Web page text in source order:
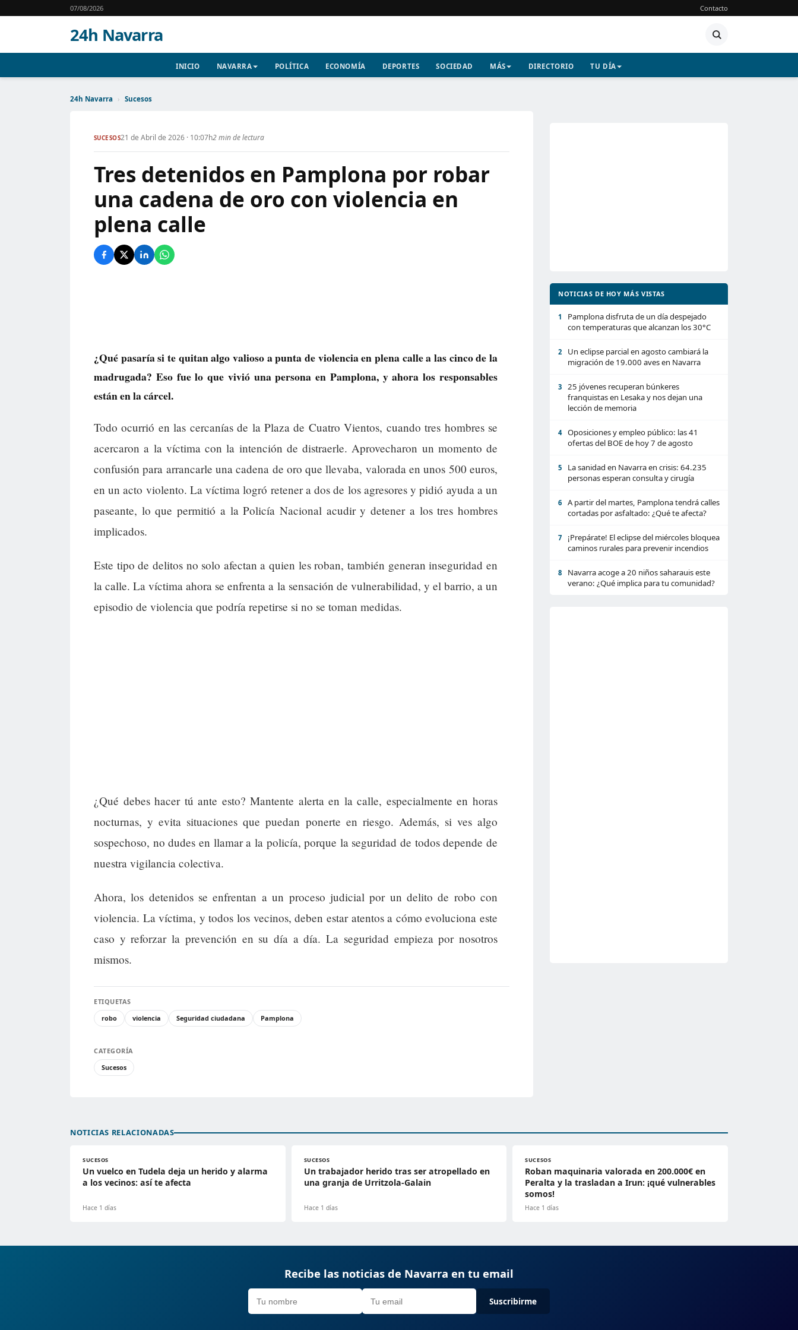
07/08/2026 Contacto
24h Navarra
INICIO NAVARRA POLÍTICA ECONOMÍA DEPORTES SOCIEDAD MÁS DIRECTORIO TU DÍA
24h Navarra › Sucesos
SUCESOS21 de Abril de 2026 · 10:07h2 min de lectura
Tres detenidos en Pamplona por robar
una cadena de oro con violencia en
plena calle
¿Qué pasaría si te quitan algo valioso a punta de violencia en plena calle a las cinco de la
madrugada? Eso fue lo que vivió una persona en Pamplona, y ahora los responsables
están en la cárcel.
Todo ocurrió en las cercanías de la Plaza de Cuatro Vientos, cuando tres hombres se
acercaron a la víctima con la intención de distraerle. Aprovecharon un momento de
confusión para arrancarle una cadena de oro que llevaba, valorada en unos 500 euros,
en un acto violento. La víctima logró retener a dos de los agresores y pidió ayuda a un
paseante, lo que permitió a la Policía Nacional acudir y detener a los tres hombres
implicados.
Este tipo de delitos no solo afectan a quien les roban, también generan inseguridad en
la calle. La víctima ahora se enfrenta a la sensación de vulnerabilidad, y el barrio, a un
episodio de violencia que podría repetirse si no se toman medidas.
¿Qué debes hacer tú ante esto? Mantente alerta en la calle, especialmente en horas
nocturnas, y evita situaciones que puedan ponerte en riesgo. Además, si ves algo
sospechoso, no dudes en llamar a la policía, porque la seguridad de todos depende de
nuestra vigilancia colectiva.
Ahora, los detenidos se enfrentan a un proceso judicial por un delito de robo con
violencia. La víctima, y todos los vecinos, deben estar atentos a cómo evoluciona este
caso y reforzar la prevención en su día a día. La seguridad empieza por nosotros
mismos.
ETIQUETAS
robo
violencia Seguridad ciudadana Pamplona
CATEGORÍA
Sucesos
NOTICIAS DE HOY MÁS VISTAS
1
Pamplona disfruta de un día despejado
con temperaturas que alcanzan los 30°C
2
Un eclipse parcial en agosto cambiará la
migración de 19.000 aves en Navarra
3
25 jóvenes recuperan búnkeres
franquistas en Lesaka y nos dejan una
lección de memoria
4
Oposiciones y empleo público: las 41
ofertas del BOE de hoy 7 de agosto
5
La sanidad en Navarra en crisis: 64.235
personas esperan consulta y cirugía
6
A partir del martes, Pamplona tendrá calles
cortadas por asfaltado: ¿Qué te afecta?
7
¡Prepárate! El eclipse del miércoles bloquea
caminos rurales para prevenir incendios
8
Navarra acoge a 20 niños saharauis este
verano: ¿Qué implica para tu comunidad?
NOTICIAS RELACIONADAS
SUCESOS
Un vuelco en Tudela deja un herido y alarma
a los vecinos: así te afecta
Hace 1 días
SUCESOS
Un trabajador herido tras ser atropellado en
una granja de Urritzola-Galain
Hace 1 días
SUCESOS
Roban maquinaria valorada en 200.000€ en
Peralta y la trasladan a Irun: ¡qué vulnerables
somos!
Hace 1 días
Recibe las noticias de Navarra en tu email
Suscribirme